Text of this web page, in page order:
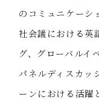
のコミュニケーシ
社会議における英
グ、グローバルイ
パネルディスカッ
ーンにおける活躍